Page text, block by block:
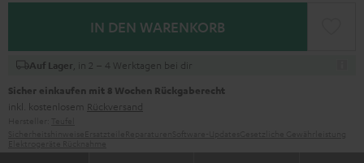
IN DEN WARENKORB
Auf Lager , in 2 – 4 Werktagen bei dir
Sicher einkaufen mit 8 Wochen Rückgaberecht
inkl. kostenlosem Rückversand